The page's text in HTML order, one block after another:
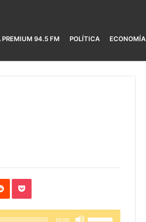
PREMIUM 94.5 FM POLÍTICA ECONOMÍA
Reddit Pocket
00:00